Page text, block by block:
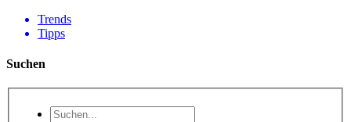
Trends
Tipps
Suchen